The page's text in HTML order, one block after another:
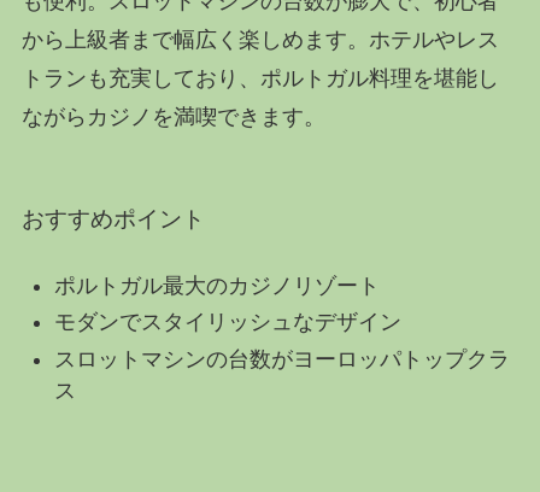
から上級者まで幅広く楽しめます。ホテルやレス
トランも充実しており、ポルトガル料理を堪能し
ながらカジノを満喫できます。
おすすめポイント
ポルトガル最大のカジノリゾート
モダンでスタイリッシュなデザイン
スロットマシンの台数がヨーロッパトップクラ
ス